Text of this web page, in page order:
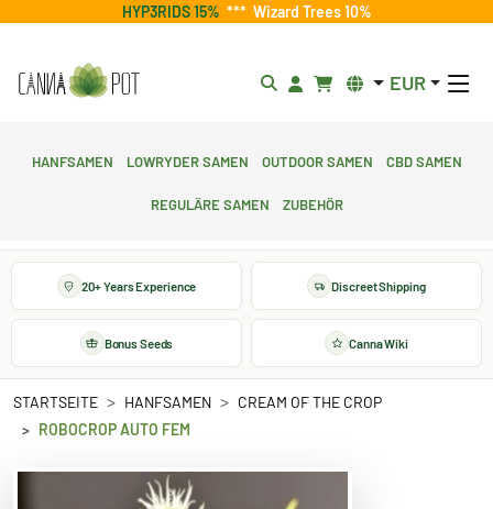
HYP3RIDS 15% *** Wizard Trees 10%
EUR
Hanfsamen Lowryder Samen Outdoor Samen CBD Samen
Reguläre Samen Zubehör
20+ Years Experience Discreet Shipping
Bonus Seeds Canna Wiki
STARTSEITE HANFSAMEN
CREAM OF THE CROP
ROBOCROP AUTO FEM